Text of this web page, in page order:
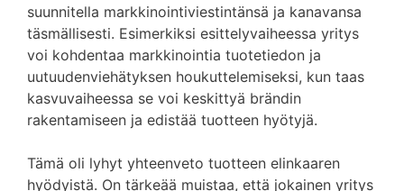
suunnitella markkinointiviestintänsä ja kanavansa
täsmällisesti. Esimerkiksi esittelyvaiheessa yritys
voi kohdentaa markkinointia tuotetiedon ja
uutuudenviehätyksen houkuttelemiseksi, kun taas
kasvuvaiheessa se voi keskittyä brändin
rakentamiseen ja edistää tuotteen hyötyjä.
Tämä oli lyhyt yhteenveto tuotteen elinkaaren
hyödyistä. On tärkeää muistaa, että jokainen yritys